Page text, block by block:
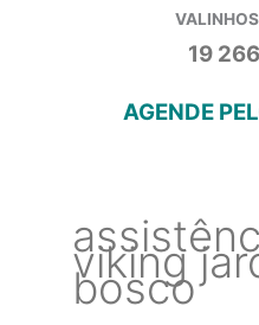
19
AGENDE
viking
bosco